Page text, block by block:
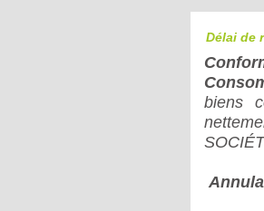
Délai de
biens